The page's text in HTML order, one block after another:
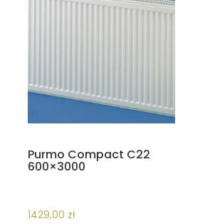
Purmo Compact C22
600×3000
1429,00 zł